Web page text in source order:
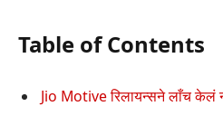
Table of Contents
Jio Motive रिलायन्सने लाँच केलं